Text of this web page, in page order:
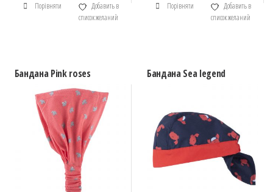
Порівняти
Добавить в
список желаний
Порівняти
Добавить в
список желаний
Бандана Pink roses Бандана Sea legend